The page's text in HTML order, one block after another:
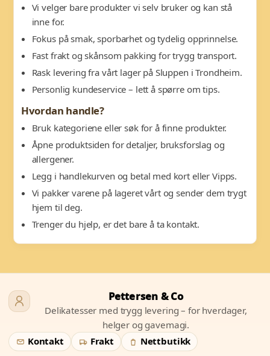
Vi velger bare produkter vi selv bruker og kan stå
inne for.
Fokus på smak, sporbarhet og tydelig opprinnelse.
Fast frakt og skånsom pakking for trygg transport.
Rask levering fra vårt lager på Sluppen i Trondheim.
Personlig kundeservice – lett å spørre om tips.
Hvordan handle?
Bruk kategoriene eller søk for å finne produkter.
Åpne produktsiden for detaljer, bruksforslag og
allergener.
Legg i handlekurven og betal med kort eller Vipps.
Vi pakker varene på lageret vårt og sender dem trygt
hjem til deg.
Trenger du hjelp, er det bare å ta kontakt.
Pettersen & Co
Delikatesser med trygg levering – for hverdager,
helger og gavemagi.
Kontakt
Frakt Nettbutikk